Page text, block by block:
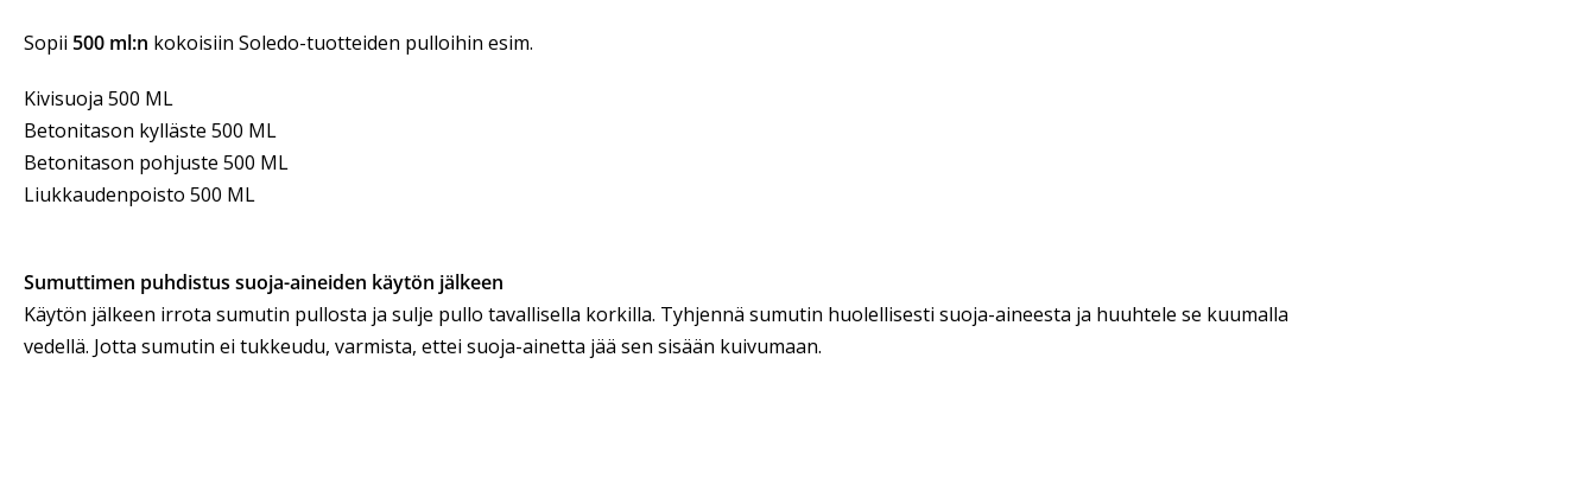
Sopii 500 ml:n kokoisiin Soledo-tuotteiden pulloihin esim.
Kivisuoja 500 ML
Betonitason kylläste 500 ML
Betonitason pohjuste 500 ML
Liukkaudenpoisto 500 ML
Sumuttimen puhdistus suoja-aineiden käytön jälkeen
Käytön jälkeen irrota sumutin pullosta ja sulje pullo tavallisella korkilla. Tyhjennä sumutin huolellisesti suoja-aineesta ja huuhtele se kuumalla
vedellä. Jotta sumutin ei tukkeudu, varmista, ettei suoja-ainetta jää sen sisään kuivumaan.